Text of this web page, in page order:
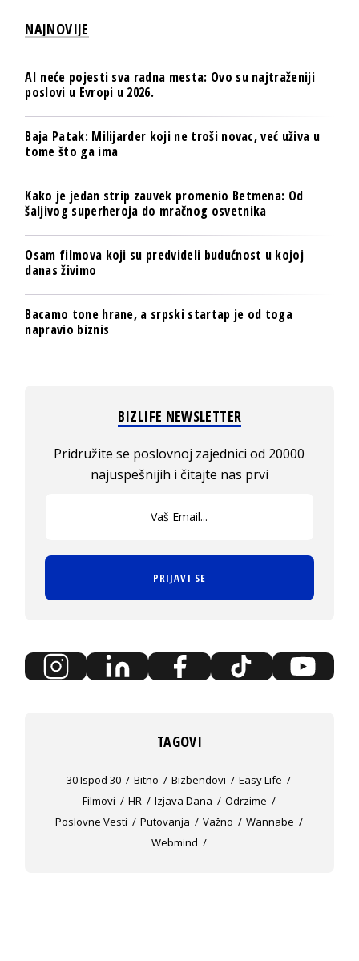
NAJNOVIJE
AI neće pojesti sva radna mesta: Ovo su najtraženiji
poslovi u Evropi u 2026.
Baja Patak: Milijarder koji ne troši novac, već uživa u
tome što ga ima
Kako je jedan strip zauvek promenio Betmena: Od
šaljivog superheroja do mračnog osvetnika
Osam filmova koji su predvideli budućnost u kojoj
danas živimo
Bacamo tone hrane, a srpski startap je od toga
napravio biznis
BIZLIFE NEWSLETTER
Pridružite se poslovnoj zajednici od 20000
najuspešnijih i čitajte nas prvi
PRIJAVI SE
TAGOVI
30 Ispod 30 Bitno Bizbendovi
Easy Life
Filmovi
HR Izjava Dana
Odrzime
Poslovne Vesti
Putovanja Važno
Wannabe
Webmind